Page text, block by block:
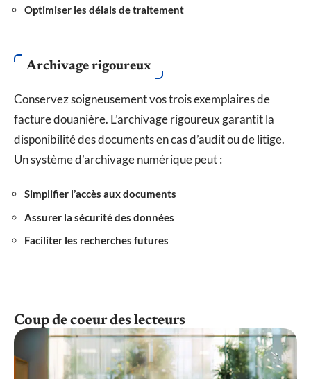
Optimiser les délais de traitement
Archivage rigoureux
Conservez soigneusement vos trois exemplaires de
facture douanière. L’archivage rigoureux garantit la
disponibilité des documents en cas d’audit ou de litige.
Un système d’archivage numérique peut :
Simplifier l’accès aux documents
Assurer la sécurité des données
Faciliter les recherches futures
Coup de coeur des lecteurs